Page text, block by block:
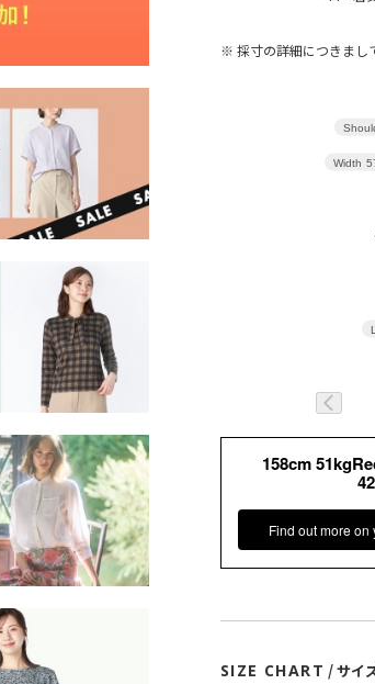
※ 採寸の詳細につきまし
Width
158cm
42
Find out more on
SIZE CHART / サイ